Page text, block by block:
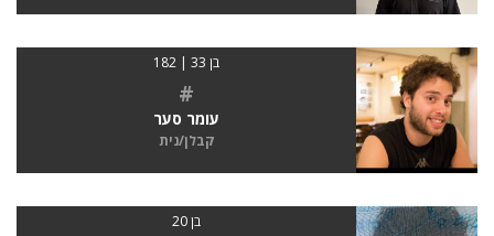
בן 33 | 182
#
עומר סער
קבלן/נית
בן 20